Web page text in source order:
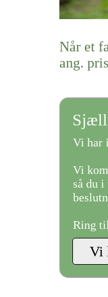
Når et
ang.
Vi har
Vi
så du
Ring